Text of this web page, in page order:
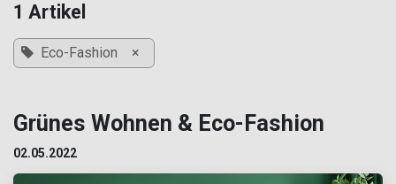
1 Artikel
Eco-Fashion ×
Grünes Wohnen & Eco-Fashion
02.05.2022